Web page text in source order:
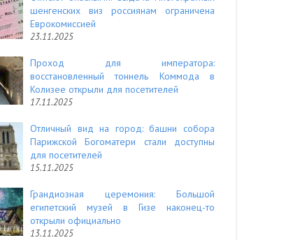
шенгенских виз россиянам ограничена
Еврокомиссией
23.11.2025
Проход для императора:
восстановленный тоннель Коммода в
Колизее открыли для посетителей
17.11.2025
Отличный вид на город: башни собора
Парижской Богоматери стали доступны
для посетителей
15.11.2025
Грандиозная церемония: Большой
египетский музей в Гизе наконец-то
открыли официально
13.11.2025